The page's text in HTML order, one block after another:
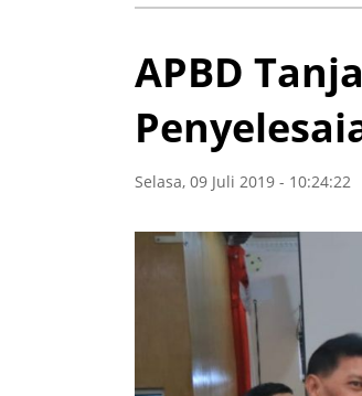
APBD
Selasa, 09 Juli 2019 - 10:24:22